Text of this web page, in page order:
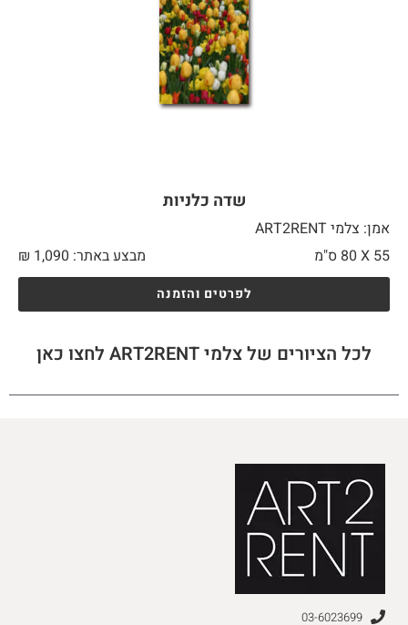
שדה כלניות
אמן: צלמי ART2RENT
55 X
מבצע באתר: ₪ 1,090
לפרטים והזמנה
לכל הציורים של צלמי ART2RENT לחצו כאן
03-6023699